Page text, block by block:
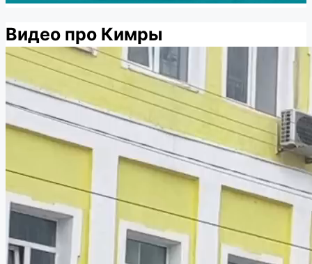
Видео про Кимры